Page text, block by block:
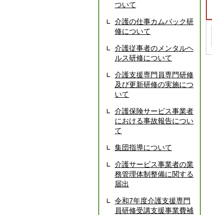
ついて
介護の仕事カムバック研
修について
介護従事者のメンタルヘ
ルス研修について
介護支援専門員専門研修
及び更新研修の実施につ
いて
介護保険サービス事業者
における事故報告につい
て
集団指導について
介護サービス事業者の業
務管理体制整備に関する
届出
令和7年度介護支援専門
員研修受講支援事業費補